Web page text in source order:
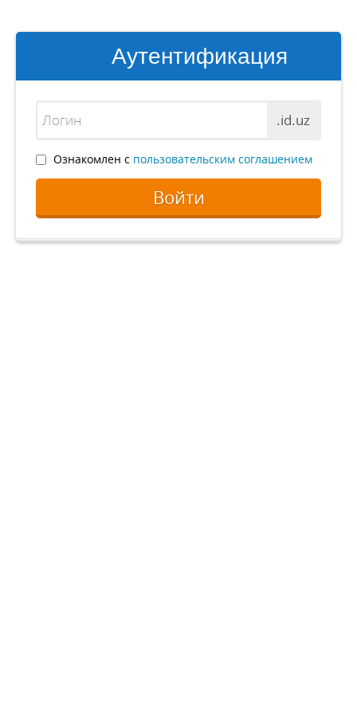
Аутентификация
.id.uz
Ознакомлен с пользовательским соглашением
Войти